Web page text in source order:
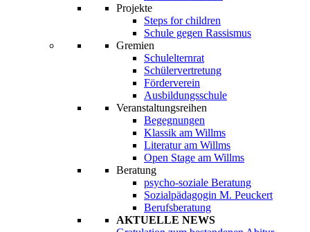
Projekte
Steps for children
Schule gegen Rassismus
Gremien
Schulelternrat
Schülervertretung
Förderverein
Ausbildungsschule
Veranstaltungsreihen
Begegnungen
Klassik am Willms
Literatur am Willms
Open Stage am Willms
Beratung
psycho-soziale Beratung
Sozialpädagogin M. Peuckert
Berufsberatung
AKTUELLE NEWS